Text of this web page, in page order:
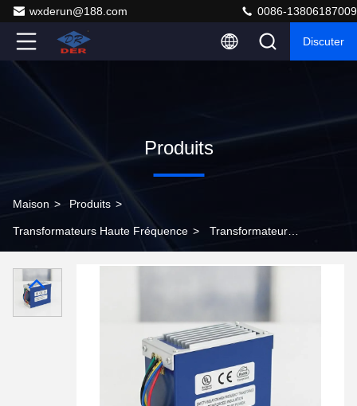
wxderun@188.com 0086-13806187009
Discuter
Produits
Maison > Produits >
Transformateurs Haute Fréquence > Transformateur
et puissance nominale de 400 W pour chargeurs de
véhicules électriques